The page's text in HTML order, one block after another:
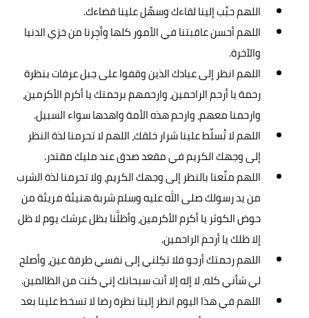
اللهم حبِّب إلينا لقاءك وسهِّل علينا قضاءك.
اللهم أحسن عاقبتنا في الأمور كلها وأجِرنا من خزي الدنيا
والآخرة.
اللهم انظر إلى عبادك الذين وقفوا على جبل عرفات بنظرة
رحمة يا أرحم الراحمين، وارحمهم برحمتك يا أكرم الأكرمين،
وارحمنا معهم، وارحم هذه الأمة واهدها سواء السبيل.
اللهم لا تُسلِّط علينا شرار خلقك، اللهم لا تحرمنا لذة النظر
إلى وجهك الكريم في مقعد صدق عند مليك مقتدر.
اللهم متِّعنا بالنظر إلى وجهك الكريم، ولا تحرمنا لذة الشرب
من يد رسولك صلى الله عليه وسلم شربة هنيئة مريئة من
حوض الكوثر يا أكرم الأكرمين، وأظلَّنا بظل عرشك يوم لا ظل
إلا ظلك يا أرحم الراحمين.
اللهم رحمتك أرجو فلا تكِلني إلى نفسي طرفة عين، وأصلح
لي شأني كله، لا إله إلا أنت سبحانك إني كنت من الظالمين.
اللهم في هذا اليوم انظر إلينا نظرة رضا لا تسخط علينا بعد